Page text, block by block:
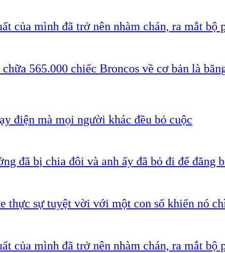
của mình đã trở nên nhàm chán, ra mắt bộ
565.000 chiếc Broncos về cơ bản là
điện mà mọi người khác đều bỏ cuộc
đã bị chia đôi và anh ấy đã bỏ đi để đăng
thực sự tuyệt vời với một con số khiến nó
của mình đã trở nên nhàm chán, ra mắt bộ